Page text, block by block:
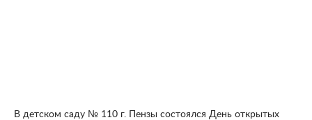
В детском саду № 110 г. Пензы состоялся День открытых